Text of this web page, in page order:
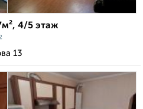
4/5 этаж
13